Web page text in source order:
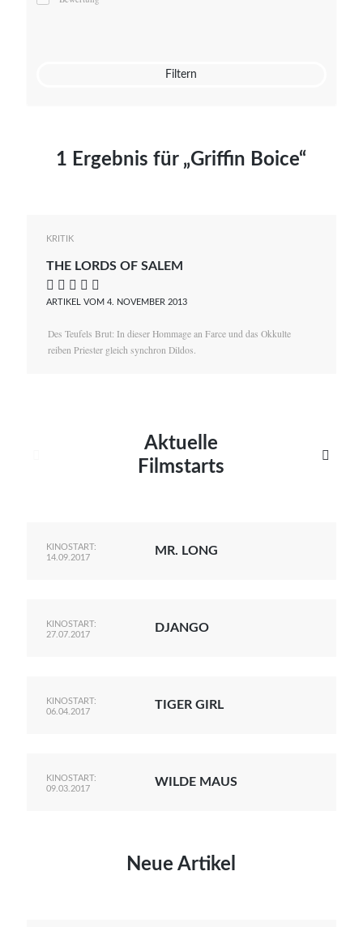
Mato von Vogelstein
Filtern
1 Ergebnis für „Griffin Boice“
KRITIK
THE LORDS OF SALEM
    
ARTIKEL VOM 4. NOVEMBER 2013
Des Teufels Brut: In dieser Hommage an Farce und das Okkulte
reiben Priester gleich synchron Dildos.
Aktuelle
Filmstarts

KINOSTART:
14.09.2017
MR. LONG
KINOSTART:
27.07.2017
DJANGO
KINOSTART:
06.04.2017
TIGER GIRL
KINOSTART:
09.03.2017
WILDE MAUS
Neue Artikel